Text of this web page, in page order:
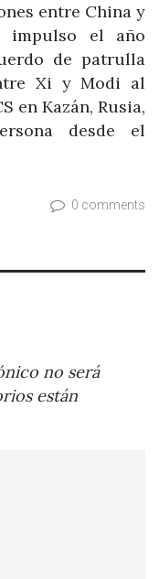
entre China y
impulso el año
de patrulla
Xi y Modi al
en Kazán, Rusia,
desde el
0 comments
no será
están